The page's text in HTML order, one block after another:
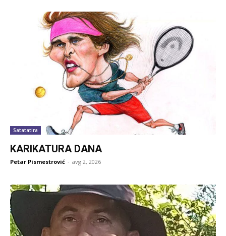
Satatatira
KARIKATURA DANA
Petar Pismestrović - avg 2, 2026